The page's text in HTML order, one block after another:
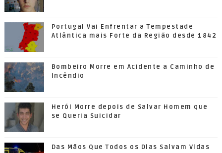
Portugal Vai Enfrentar a Tempestade
Atlântica mais Forte da Região desde 1842
Bombeiro Morre em Acidente a Caminho de
Incêndio
Herói Morre depois de Salvar Homem que
se Queria Suicidar
Das Mãos Que Todos os Dias Salvam Vidas